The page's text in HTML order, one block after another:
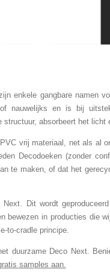
enkele gangbare namen
nauwelijks en is bij
absorbeert het
vrij materiaal, net als al
Decodoeken (zonder
te maken, of dat het
Dit wordt
bewezen in producties die
to-cradle principe.
duurzame Deco Next.
samples aan.